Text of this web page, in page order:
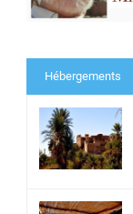
Hébergements